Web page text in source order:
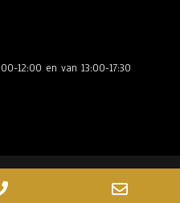
12:00 en van 13:00-17:30